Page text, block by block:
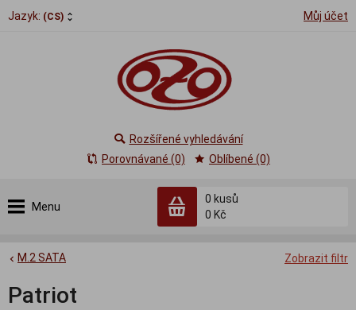
Jazyk: (CS) Můj účet
Menu
0 kusů
0 Kč
Rozšířené vyhledávání
Porovnávané (0)
Oblíbené (0)
Zobrazit filtr
M.2 SATA
Patriot